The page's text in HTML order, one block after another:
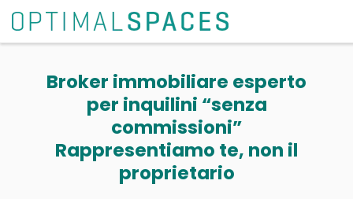
Broker immobiliare esperto
per inquilini “senza
commissioni”
Rappresentiamo te, non il
proprietario